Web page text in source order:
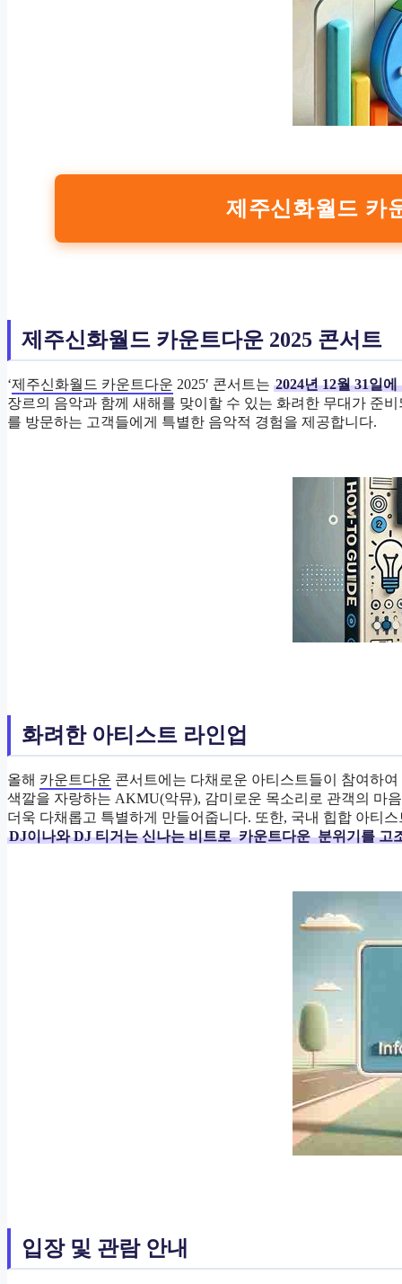
제주신화월드 카
제주신화월드 카운트다운 2025 콘서트
‘제주신화월드 카운트다운 2025′ 콘서트는 2024년 12월 31일
장르의 음악과 함께 새해를 맞이할 수 있는 화려한 무대가 준
를 방문하는 고객들에게 특별한 음악적 경험을 제공합니다.
화려한 아티스트 라인업
올해 카운트다운 콘서트에는 다채로운 아티스트들이 참여하
색깔을 자랑하는 AKMU(악뮤), 감미로운 목소리로 관객의 마
더욱 다채롭고 특별하게 만들어줍니다. 또한, 국내 힙합 아티
DJ이나와 DJ 티거는 신나는 비트로 카운트다운 분위기를 고
입장 및 관람 안내